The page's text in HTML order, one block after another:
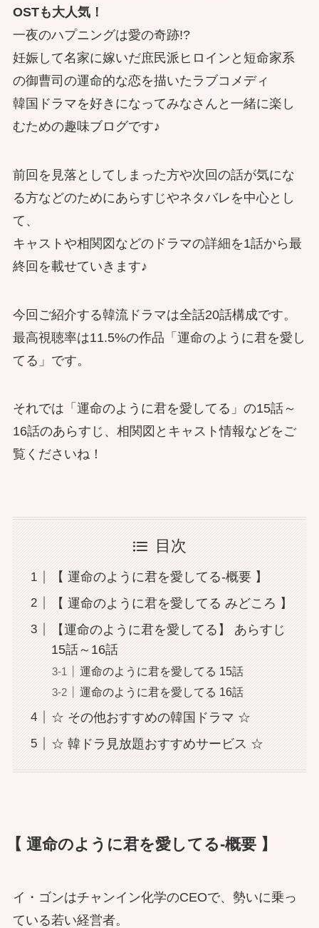
OSTも大人気！
一夜のハプニングは愛の奇跡!?
妊娠して名家に嫁いだ庶民派ヒロインと短命家系
の御曹司の運命的な恋を描いたラブコメディ
韓国ドラマを好きになってみなさんと一緒に楽し
むための趣味ブログです♪
前回を見落としてしまった方や次回の話が気にな
る方などのためにあらすじやネタバレを中心とし
て、
キャストや相関図などのドラマの詳細を1話から最
終回を載せていきます♪
今回ご紹介する韓流ドラマは全話20話構成です。
最高視聴率は11.5%の作品「運命のように君を愛し
てる」です。
それでは「運命のように君を愛してる」の15話～
16話のあらすじ、相関図とキャスト情報などをご
覧くださいね！
目次
【 運命のように君を愛してる-概要 】
【 運命のように君を愛してる みどころ 】
【運命のように君を愛してる】 あらすじ
15話～16話
運命のように君を愛してる 15話
運命のように君を愛してる 16話
☆ その他おすすめの韓国ドラマ ☆
☆ 韓ドラ見放題おすすめサービス ☆
【 運命のように君を愛してる-概要 】
イ・ゴンはチャンイン化学のCEOで、勢いに乗っ
ている若い経営者。